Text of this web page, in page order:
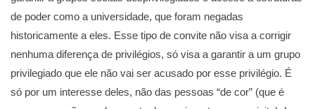
de poder como a universidade, que foram negadas
historicamente a eles. Esse tipo de convite não visa a corrigir
nenhuma diferença de privilégios, só visa a garantir a um grupo
privilegiado que ele não vai ser acusado por esse privilégio. É
só por um interesse deles, não das pessoas “de cor” (que é